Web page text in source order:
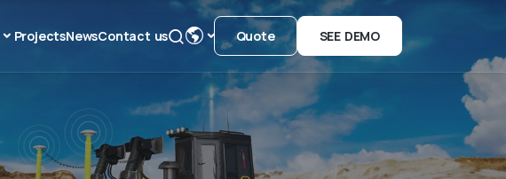
ProjectsNewsContact us Quote SEE DEMO